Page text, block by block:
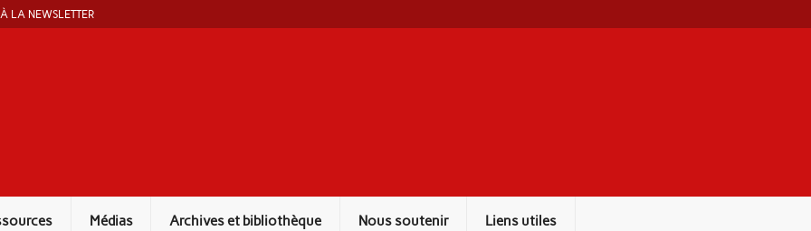
LA NEWSLETTER
Médias Archives et bibliothèque Nous soutenir Liens utiles